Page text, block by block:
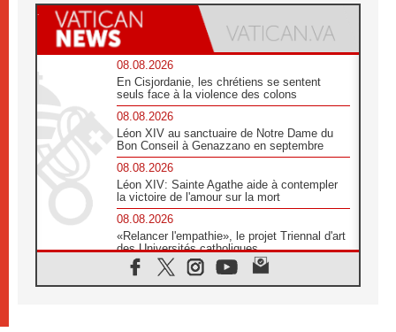
08.08.2026
En Cisjordanie, les chrétiens se sentent
seuls face à la violence des colons
08.08.2026
Léon XIV au sanctuaire de Notre Dame du
Bon Conseil à Genazzano en septembre
08.08.2026
Léon XIV: Sainte Agathe aide à contempler
la victoire de l'amour sur la mort
08.08.2026
«Relancer l'empathie», le projet Triennal d'art
des Universités catholiques
08.08.2026
Signis 2026, donner la parole aux religieuses